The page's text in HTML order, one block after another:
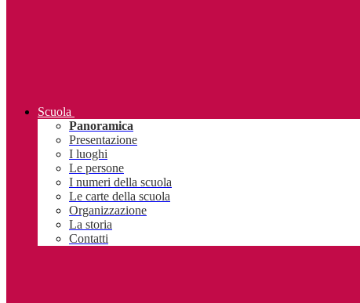
Scuola
Panoramica
Presentazione
I luoghi
Le persone
I numeri della scuola
Le carte della scuola
Organizzazione
La storia
Contatti